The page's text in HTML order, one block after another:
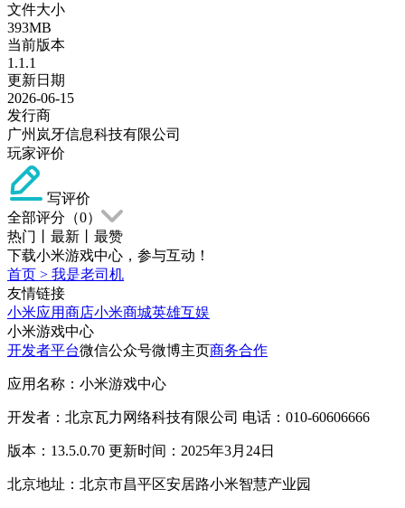
文件大小
393MB
当前版本
1.1.1
更新日期
2026-06-15
发行商
广州岚牙信息科技有限公司
玩家评价
写评价
全部评分（0）
热门
最新
最赞
下载小米游戏中心，参与互动！
首页 > 我是老司机
友情链接
小米应用商店小米商城英雄互娱
小米游戏中心
开发者平台微信公众号微博主页商务合作
应用名称：小米游戏中心
开发者：北京瓦力网络科技有限公司 电话：010-60606666
版本：13.5.0.70 更新时间：2025年3月24日
北京地址：北京市昌平区安居路小米智慧产业园